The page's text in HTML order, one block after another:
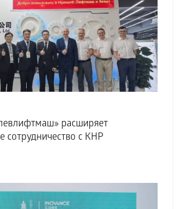
расширяет
сотрудничество с КНР